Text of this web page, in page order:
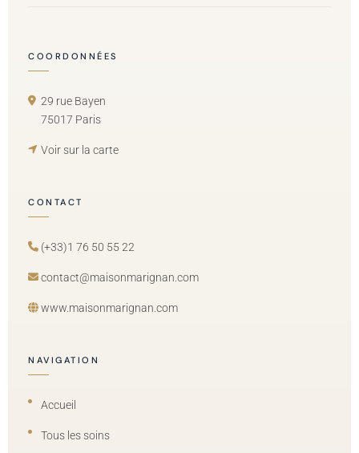
COORDONNÉES
29 rue Bayen
75017 Paris
Voir sur la carte
CONTACT
(+33)1 76 50 55 22
contact@maisonmarignan.com
www.maisonmarignan.com
NAVIGATION
Accueil
Tous les soins